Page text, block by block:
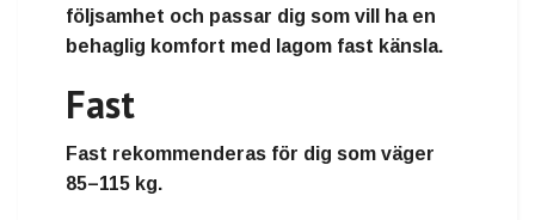
följsamhet och passar dig som vill ha en
behaglig komfort med lagom fast känsla.
Fast
Fast rekommenderas för dig som väger
85–115 kg.